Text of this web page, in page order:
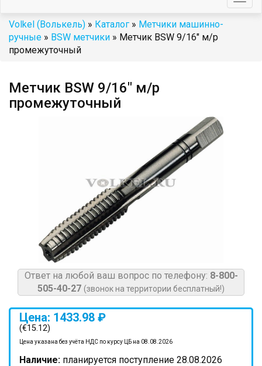
Volkel (Волькель) » Каталог » Метчики машинно-
ручные » BSW метчики » Метчик BSW 9/16" м/р
промежуточный
Метчик BSW 9/16" м/р
промежуточный
Ответ на любой ваш вопрос по телефону: 8-800-
505-40-27 (звонок на территории бесплатный!)
Цена: 1433.98 ₽
(€15.12)
Цена указана без учёта НДС по курсу ЦБ на 08.08.2026
Наличие: планируется поступление 28.08.2026